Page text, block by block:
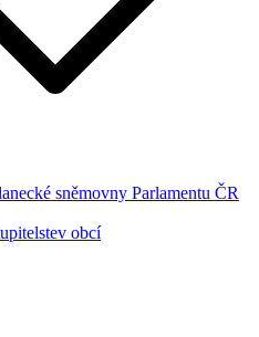
sněmovny Parlamentu ČR
obcí